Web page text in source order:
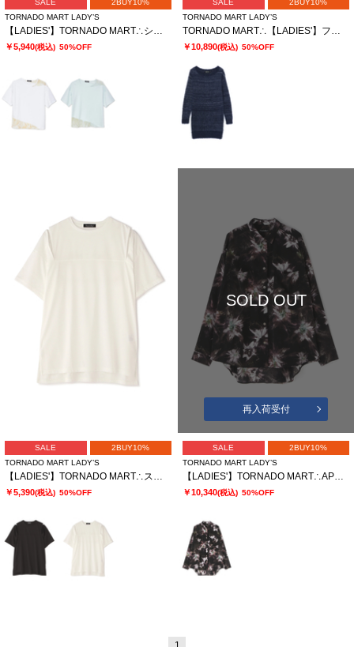
SALE
2BUY10%
TORNADO MART LADY’S
【LADIES'】TORNADO MART∴シアーマーブル切り替えオーバーTシャツ
￥5,940(税込) 50%OFF
SALE
2BUY10%
TORNADO MART LADY’S
TORNADO MART∴【LADIES'】フェザーヤーンボートネックロングニット
￥10,890(税込) 50%OFF
SALE
2BUY10%
TORNADO MART LADY’S
￥5,390(税込) 50%OFF
SOLD OUT
再入荷受付
SALE
2BUY10%
TORNADO MART LADY’S
￥10,340(税込) 50%OFF